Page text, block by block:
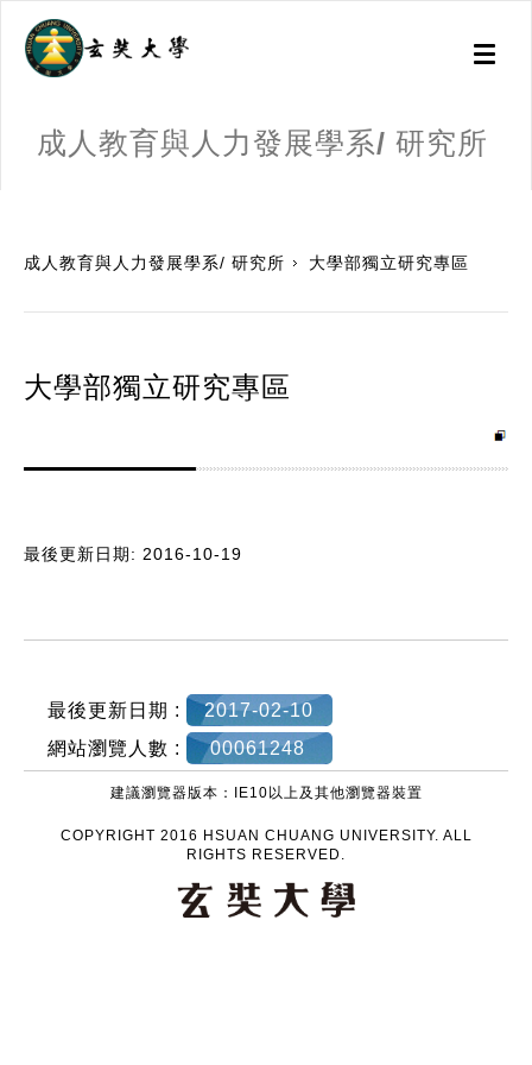
Toggle
成人教育與人力發展學系/ 研究所
成人教育與人力發展學系/ 研究所 大學部獨立研究專區
大學部獨立研究專區
最後更新日期: 2016-10-19
最後更新日期 :
2017-02-10
網站瀏覽人數 :
00061248
建議瀏覽器版本：IE10以上及其他瀏覽器裝置
COPYRIGHT 2016 HSUAN CHUANG UNIVERSITY. ALL
RIGHTS RESERVED.